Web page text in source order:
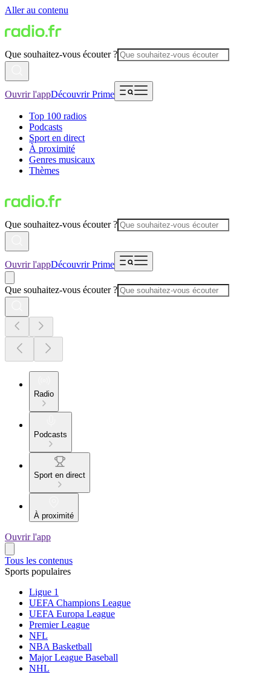
Aller au contenu
Que souhaitez-vous écouter ?
Ouvrir l'appDécouvrir Prime
Top 100 radios
Podcasts
Sport en direct
À proximité
Genres musicaux
Thèmes
Que souhaitez-vous écouter ?
Ouvrir l'appDécouvrir Prime
Que souhaitez-vous écouter ?
Radio
Podcasts
Sport en direct
À proximité
Ouvrir l'app
Tous les contenus
Sports populaires
Ligue 1
UEFA Champions League
UEFA Europa League
Premier League
NFL
NBA Basketball
Major League Baseball
NHL